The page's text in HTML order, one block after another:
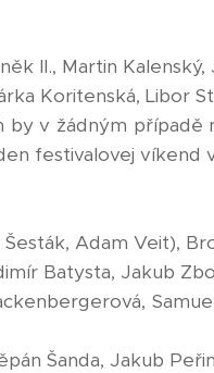
II., Martin Kalenský,
Koritenská, Libor
v žádným případě
festivalovej víkend
Adam Veit),
Batysta, Jakub
Šanda, Jakub